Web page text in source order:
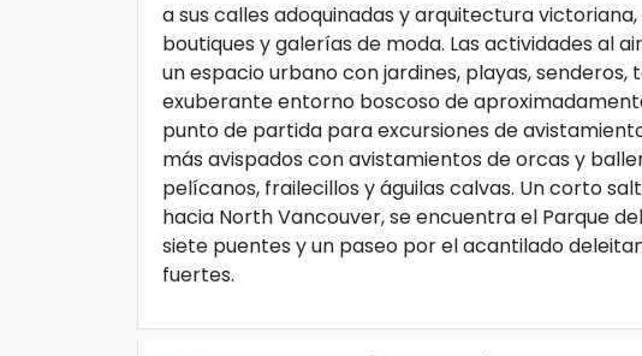
a sus calles adoquinadas y arquitectura
boutiques y galerías de moda. Las actividades al
un espacio urbano con jardines, playas,
exuberante entorno boscoso de
punto de partida para excursiones de
más avispados con avistamientos de orcas y
pelícanos, frailecillos y águilas calvas. Un corto
hacia North Vancouver, se encuentra el Parque
siete puentes y un paseo por el acantilado
fuertes.